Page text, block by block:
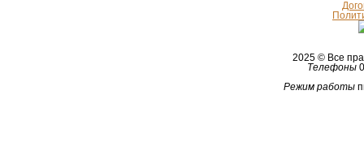
2025 © Все
Телефоны
Режим работы